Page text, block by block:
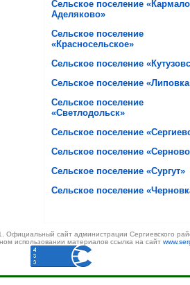
Сельское поселение
Аделяково»
Сельское поселение
«Красносельское»
Сельское поселение
Сельское поселение
Сельское поселение
«Светлодольск»
Сельское поселение
Сельское поселение
Сельское поселение «Сургут»
Сельское поселение
Официальный сайт администрации Сергиевского
использовании материалов ссылка на сайт